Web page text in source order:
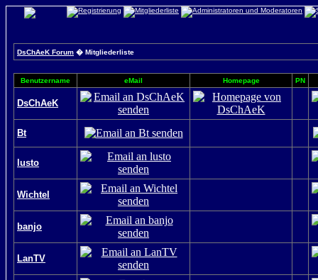
DsChAeK Forum � Mitgliederliste
Benutzername eMail Homepage PN
DsChAeK
Bt
lusto
Wichtel
banjo
LanTV